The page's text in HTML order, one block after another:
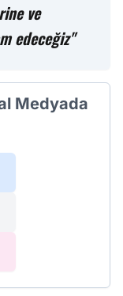
ve
edeceğiz"
Medyada